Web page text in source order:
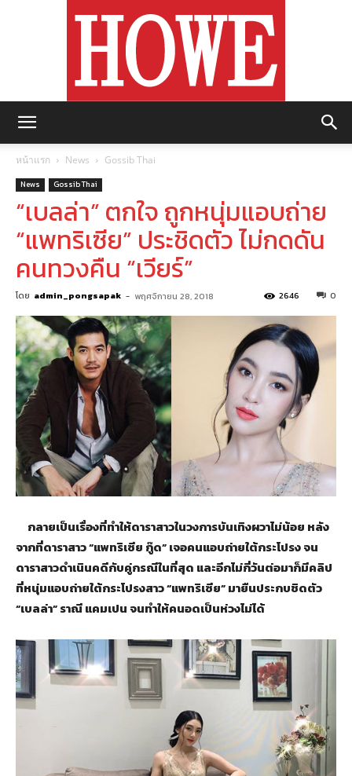
หน้าแรก News Gossib Thai
News Gossib Thai
“เบลล่า” ตกใจ ถูกหนุ่มแอบถ่าย
“แพทริเซีย” ประชิดตัว ไม่กดดัน
คนทวงคืน “เวียร์”
โดย admin_pongsapak - พฤศจิกายน 28, 2018 0
2646
กลายเป็นเรื่องที่ทำให้ดาราสาวในวงการบันเทิงผวาไม่น้อย หลัง
จากที่ดาราสาว “แพทริเซีย กู๊ด” เจอคนแอบถ่ายใต้กระโปรง จน
ดาราสาวดำเนินคดีกับคู่กรณีในที่สุด และอีกไม่กี่วันต่อมาก็มีคลิป
ที่หนุ่มแอบถ่ายใต้กระโปรงสาว “แพทริเซีย” มายืนประกบชิดตัว
“เบลล่า” ราณี แคมเปน จนทำให้คนอดเป็นห่วงไม่ได้